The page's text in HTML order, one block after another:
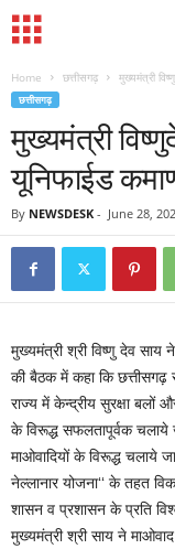
Home छत्तीसगढ़ मुख्यमंत्री
छत्तीसगढ़
मुख्यमंत्री
यूनिफाईड
By NEWSDESK - June 28,
मुख्यमंत्री श्री विष्णु देव
की बैठक में कहा कि छत्तीसगढ़
राज्य में केन्द्रीय सुरक्षा बलों
के विरूद्ध सफलतापूर्वक
माओवादियों के विरूद्ध चलाये
नेल्लानार योजना‘‘ के तहत
शासन व प्रशासन के प्रति
मुख्यमंत्री श्री साय ने माओवाद